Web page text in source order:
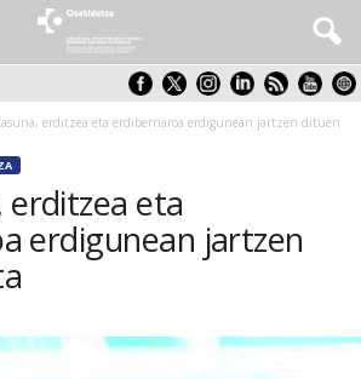
erditzea eta erdiberriaroa erdigunean jartzen dituen
erditzea eta
erdigunean jartzen